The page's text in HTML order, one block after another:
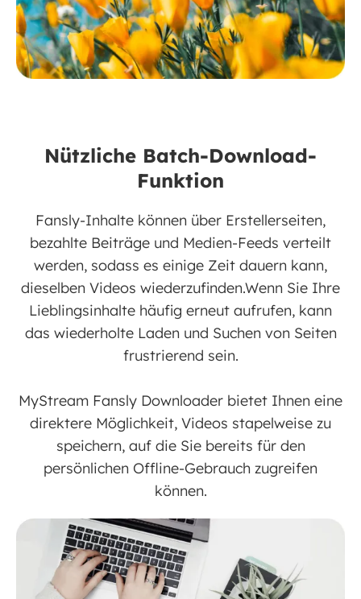
Nützliche Batch-Download-
Funktion
Fansly-Inhalte können über Erstellerseiten,
bezahlte Beiträge und Medien-Feeds verteilt
werden, sodass es einige Zeit dauern kann,
dieselben Videos wiederzufinden.Wenn Sie Ihre
Lieblingsinhalte häufig erneut aufrufen, kann
das wiederholte Laden und Suchen von Seiten
frustrierend sein.
MyStream Fansly Downloader bietet Ihnen eine
direktere Möglichkeit, Videos stapelweise zu
speichern, auf die Sie bereits für den
persönlichen Offline-Gebrauch zugreifen
können.